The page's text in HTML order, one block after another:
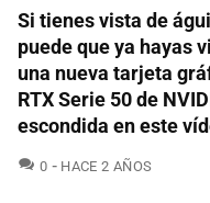
Si tienes vista de
puede que ya hayas
una nueva tarjeta
RTX Serie 50 de
escondida en este
0 COMENTARIOS
HACE 2 AÑOS